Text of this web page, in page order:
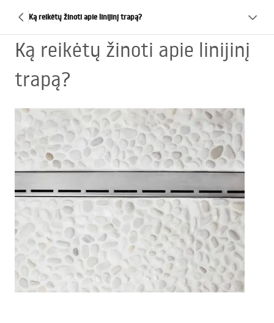
Ką reikėtų žinoti apie linijinį trapą?
Ką reikėtų žinoti apie linijinį
trapą?